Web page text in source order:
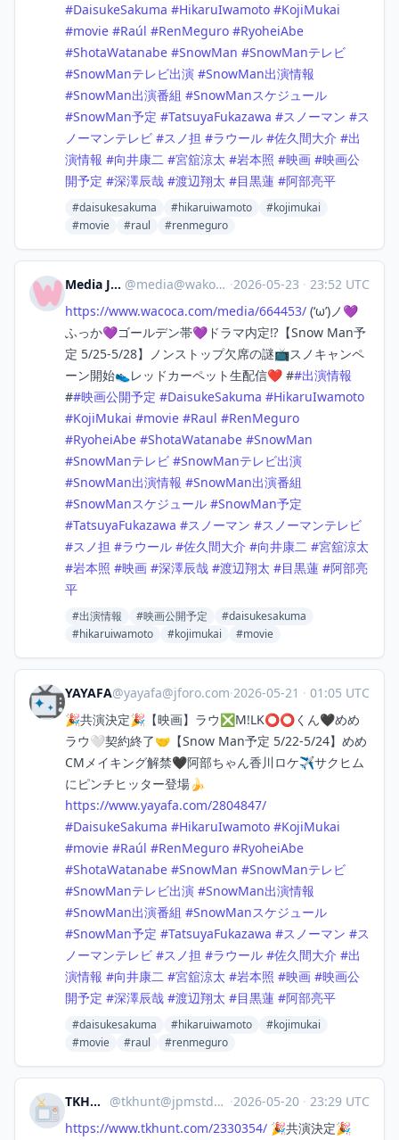
#DaisukeSakuma #HikaruIwamoto #KojiMukai
#movie #Raúl #RenMeguro #RyoheiAbe
#ShotaWatanabe #SnowMan #SnowManテレビ
#SnowManテレビ出演 #SnowMan出演情報
#SnowMan出演番組 #SnowManスケジュール
#SnowMan予定 #TatsuyaFukazawa #スノーマン #ス
ノーマンテレビ #スノ担 #ラウール #佐久間大介 #出
演情報 #向井康二 #宮舘涼太 #岩本照 #映画 #映画公
開予定 #深澤辰哉 #渡辺翔太 #目黒蓮 #阿部亮平
#daisukesakuma #hikaruiwamoto
#kojimukai
#movie
#raul #renmeguro
Media Japan @media@wakoka.com ·2026-05-23 · 23:52 UTC
https://www.wacoca.com/media/664453/ (‘ω’)ノ💜
ふっか💜ゴールデン帯💜ドラマ内定⁉️【Snow Man予
定 5/25-5/28】ノンストップ欠席の謎📺スノキャンペ
ーン開始👟レッドカーペット生配信❤️ ##出演情報
##映画公開予定 #DaisukeSakuma #HikaruIwamoto
#KojiMukai #movie #Raul #RenMeguro
#RyoheiAbe #ShotaWatanabe #SnowMan
#SnowManテレビ #SnowManテレビ出演
#SnowMan出演情報 #SnowMan出演番組
#SnowManスケジュール #SnowMan予定
#TatsuyaFukazawa #スノーマン #スノーマンテレビ
#スノ担 #ラウール #佐久間大介 #向井康二 #宮舘涼太
#岩本照 #映画 #深澤辰哉 #渡辺翔太 #目黒蓮 #阿部亮
平
#出演情報 #映画公開予定
#daisukesakuma
#hikaruiwamoto
#kojimukai #movie
YAYAFA@yayafa@jforo.com·2026-05-21 · 01:05 UTC
🎉共演決定🎉【映画】ラウ❎M!LK⭕️⭕️くん🖤めめ
ラウ🤍契約終了🤝【Snow Man予定 5/22-5/24】めめ
CMメイキング解禁🖤阿部ちゃん香川ロケ✈️サクヒム
にピンチヒッター登場🍌
https://www.yayafa.com/2804847/
#DaisukeSakuma #HikaruIwamoto #KojiMukai
#movie #Raúl #RenMeguro #RyoheiAbe
#ShotaWatanabe #SnowMan #SnowManテレビ
#SnowManテレビ出演 #SnowMan出演情報
#SnowMan出演番組 #SnowManスケジュール
#SnowMan予定 #TatsuyaFukazawa #スノーマン #ス
ノーマンテレビ #スノ担 #ラウール #佐久間大介 #出
演情報 #向井康二 #宮舘涼太 #岩本照 #映画 #映画公
開予定 #深澤辰哉 #渡辺翔太 #目黒蓮 #阿部亮平
#daisukesakuma #hikaruiwamoto
#kojimukai
#movie
#raul #renmeguro
TKHUNT @tkhunt@jpmstdn.com ·2026-05-20 · 23:29 UTC
https://www.tkhunt.com/2330354/ 🎉共演決定🎉